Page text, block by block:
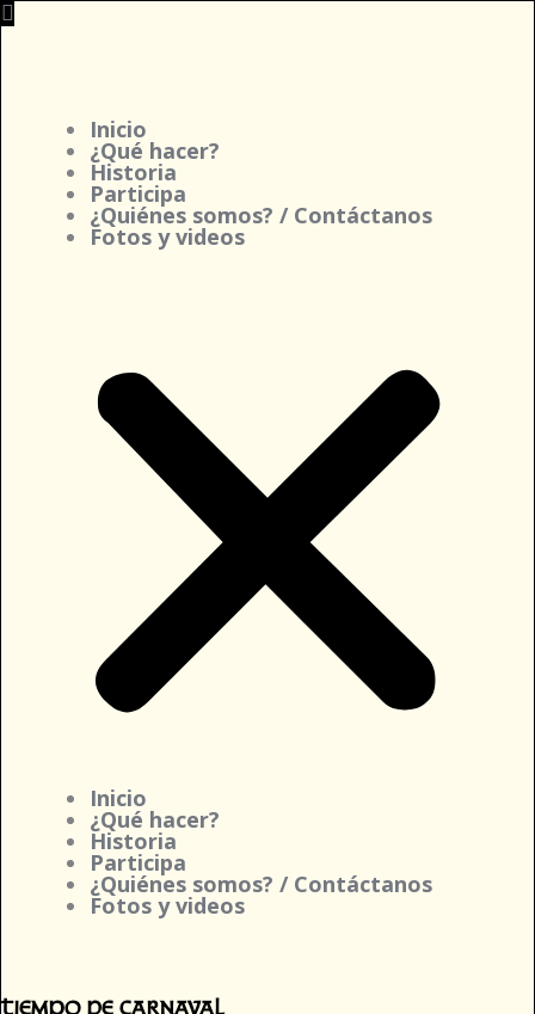
Ir
al
Inicio
¿Qué hacer?
Historia
Participa
¿Quiénes somos? / Contáctanos
Fotos y videos
Inicio
¿Qué hacer?
Historia
Participa
¿Quiénes somos? / Contáctanos
Fotos y videos